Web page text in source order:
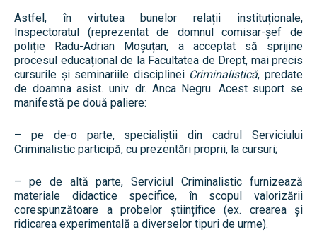
Astfel, în virtutea bunelor relații instituționale,
Inspectoratul (reprezentat de domnul comisar-șef de
poliție Radu-Adrian Moșuțan, a acceptat să sprijine
procesul educațional de la Facultatea de Drept, mai precis
cursurile și seminariile disciplinei Criminalistică, predate
de doamna asist. univ. dr. Anca Negru. Acest suport se
manifestă pe două paliere:
– pe de-o parte, specialiștii din cadrul Serviciului
Criminalistic participă, cu prezentări proprii, la cursuri;
– pe de altă parte, Serviciul Criminalistic furnizează
materiale didactice specifice, în scopul valorizării
corespunzătoare a probelor științifice (ex. crearea și
ridicarea experimentală a diverselor tipuri de urme).